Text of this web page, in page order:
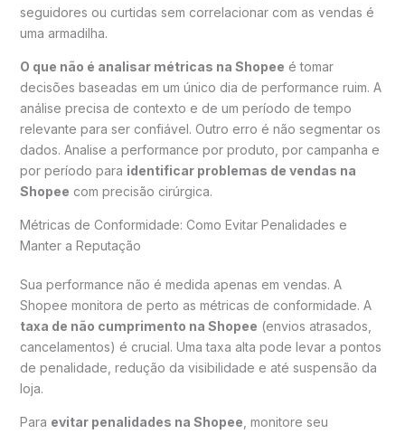
seguidores ou curtidas sem correlacionar com as vendas é
uma armadilha.
O que não é analisar métricas na Shopee é tomar
decisões baseadas em um único dia de performance ruim. A
análise precisa de contexto e de um período de tempo
relevante para ser confiável. Outro erro é não segmentar os
dados. Analise a performance por produto, por campanha e
por período para identificar problemas de vendas na
Shopee com precisão cirúrgica.
Métricas de Conformidade: Como Evitar Penalidades e
Manter a Reputação
Sua performance não é medida apenas em vendas. A
Shopee monitora de perto as métricas de conformidade. A
taxa de não cumprimento na Shopee (envios atrasados,
cancelamentos) é crucial. Uma taxa alta pode levar a pontos
de penalidade, redução da visibilidade e até suspensão da
loja.
Para evitar penalidades na Shopee , monitore seu